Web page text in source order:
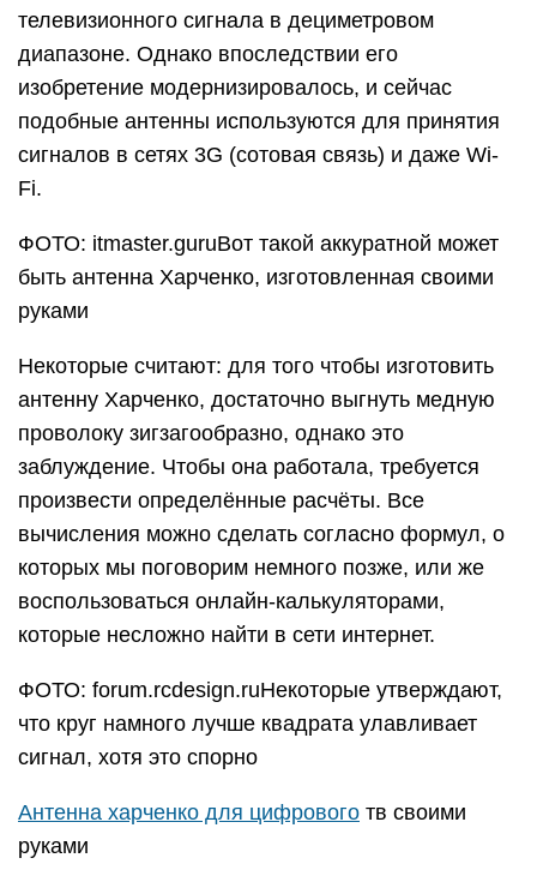
телевизионного сигнала в дециметровом
диапазоне. Однако впоследствии его
изобретение модернизировалось, и сейчас
подобные антенны используются для принятия
сигналов в сетях 3G (сотовая связь) и даже Wi-
Fi.
ФОТО: itmaster.guruВот такой аккуратной может
быть антенна Харченко, изготовленная своими
руками
Некоторые считают: для того чтобы изготовить
антенну Харченко, достаточно выгнуть медную
проволоку зигзагообразно, однако это
заблуждение. Чтобы она работала, требуется
произвести определённые расчёты. Все
вычисления можно сделать согласно формул, о
которых мы поговорим немного позже, или же
воспользоваться онлайн-калькуляторами,
которые несложно найти в сети интернет.
ФОТО: forum.rcdesign.ruНекоторые утверждают,
что круг намного лучше квадрата улавливает
сигнал, хотя это спорно
Антенна харченко для цифрового тв своими
руками